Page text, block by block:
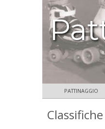
PATTINAGGIO